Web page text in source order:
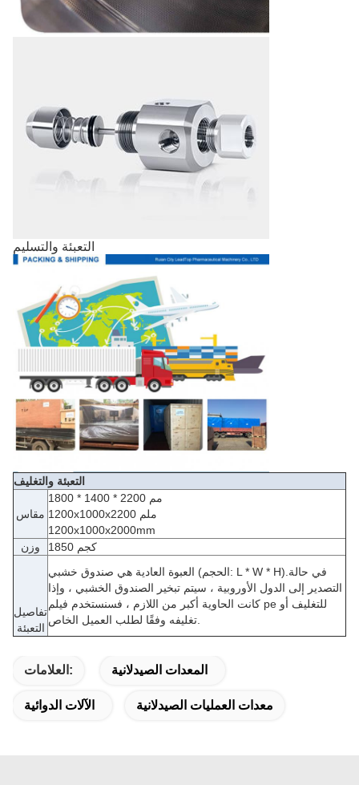
التعبئة والتسليم
التعبئة والتغليف
مقاس
1800 * 1400 * 2200 مم
1200x1000x2200 ملم
1200x1000x2000mm
وزن
1850 كجم
تفاصيل
التعبئة
العبوة العادية هي صندوق خشبي (الحجم: L * W * H).في حالة
التصدير إلى الدول الأوروبية ، سيتم تبخير الصندوق الخشبي ، وإذا
كانت الحاوية أكبر من اللازم ، فسنستخدم فيلم pe للتغليف أو
العلامات: المعدات الصيدلانية
الآلات الدوائية معدات العمليات الصيدلانية